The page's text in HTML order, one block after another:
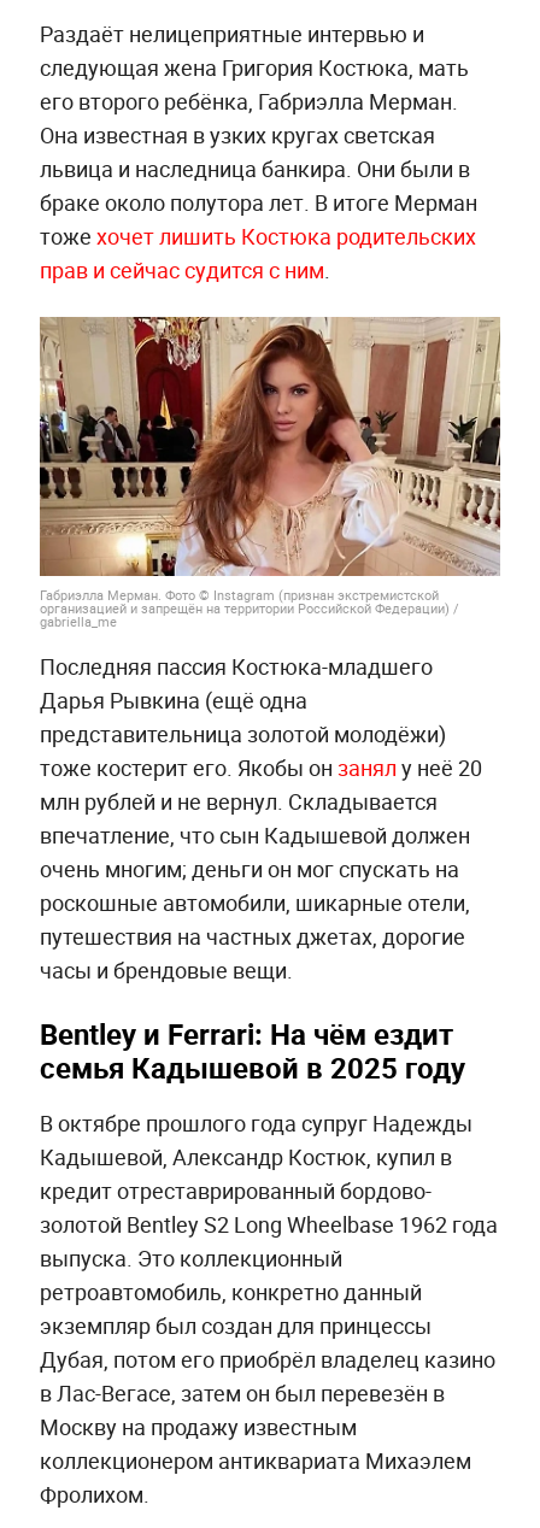
Раздаёт нелицеприятные интервью и
следующая жена Григория Костюка, мать
его второго ребёнка, Габриэлла Мерман.
Она известная в узких кругах светская
львица и наследница банкира. Они были в
браке около полутора лет. В итоге Мерман
тоже хочет лишить Костюка родительских
прав и сейчас судится с ним.
Габриэлла Мерман. Фото © Instagram (признан экстремистской
организацией и запрещён на территории Российской Федерации) /
gabriella_me
Последняя пассия Костюка-младшего
Дарья Рывкина (ещё одна
представительница золотой молодёжи)
тоже костерит его. Якобы он занял у неё 20
млн рублей и не вернул. Складывается
впечатление, что сын Кадышевой должен
очень многим; деньги он мог спускать на
роскошные автомобили, шикарные отели,
путешествия на частных джетах, дорогие
часы и брендовые вещи.
Bentley и Ferrari: На чём ездит
семья Кадышевой в 2025 году
В октябре прошлого года супруг Надежды
Кадышевой, Александр Костюк, купил в
кредит отреставрированный бордово-
золотой Bentley S2 Long Wheelbase 1962 года
выпуска. Это коллекционный
ретроавтомобиль, конкретно данный
экземпляр был создан для принцессы
Дубая, потом его приобрёл владелец казино
в Лас-Вегасе, затем он был перевезён в
Москву на продажу известным
коллекционером антиквариата Михаэлем
Фролихом.